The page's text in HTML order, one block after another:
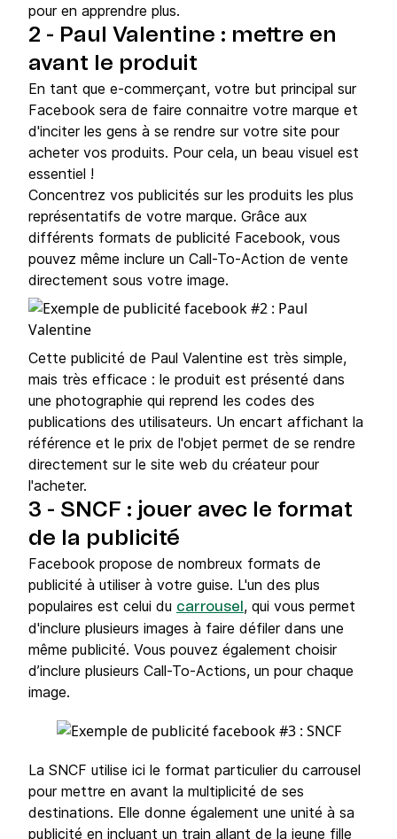
pour en apprendre plus.
2 - Paul Valentine : mettre en
avant le produit
En tant que e-commerçant, votre but principal sur
Facebook sera de faire connaitre votre marque et
d'inciter les gens à se rendre sur votre site pour
acheter vos produits. Pour cela, un beau visuel est
essentiel !
Concentrez vos publicités sur les produits les plus
représentatifs de votre marque. Grâce aux
différents formats de publicité Facebook, vous
pouvez même inclure un Call-To-Action de vente
directement sous votre image.
Cette publicité de Paul Valentine est très simple,
mais très efficace : le produit est présenté dans
une photographie qui reprend les codes des
publications des utilisateurs. Un encart affichant la
référence et le prix de l'objet permet de se rendre
directement sur le site web du créateur pour
l'acheter.
3 - SNCF : jouer avec le format
de la publicité
Facebook propose de nombreux formats de
publicité à utiliser à votre guise. L'un des plus
populaires est celui du carrousel , qui vous permet
d'inclure plusieurs images à faire défiler dans une
même publicité. Vous pouvez également choisir
d’inclure plusieurs Call-To-Actions, un pour chaque
image.
La SNCF utilise ici le format particulier du carrousel
pour mettre en avant la multiplicité de ses
destinations. Elle donne également une unité à sa
publicité en incluant un train allant de la jeune fille